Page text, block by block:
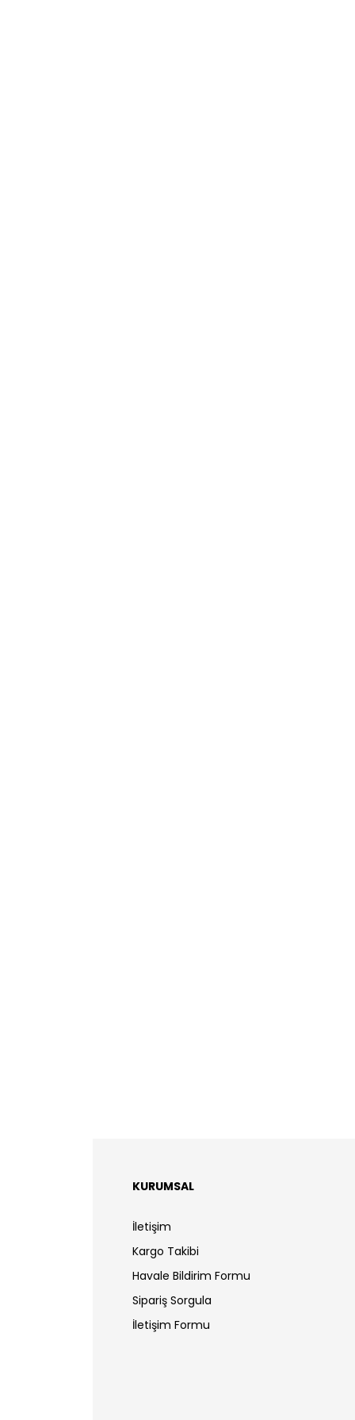
KURUMSAL
İletişim
Kargo Takibi
Havale Bildirim Formu
Sipariş Sorgula
İletişim Formu